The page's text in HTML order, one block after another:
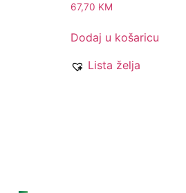
67,70 KM
Dodaj u košaricu
Lista želja